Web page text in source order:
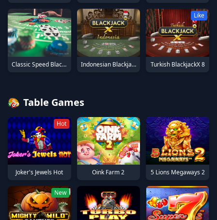
Classic Speed Blackjack 23 Indonesian BlackjackX 16
Like
Turkish BlackjackX 8
Table Games
Hot
Joker's Jewels Hot Oink Farm 2 5 Lions Megaways 2
New